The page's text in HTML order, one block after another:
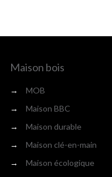
Maison bois
→
MOB
→
Maison BBC
→
Maison durable
→
Maison clé-en-main
→
Maison écologique